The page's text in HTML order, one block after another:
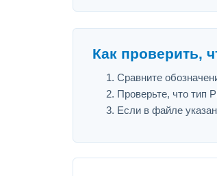
Как проверить,
Сравните
Проверьте, что тип
Если в файле